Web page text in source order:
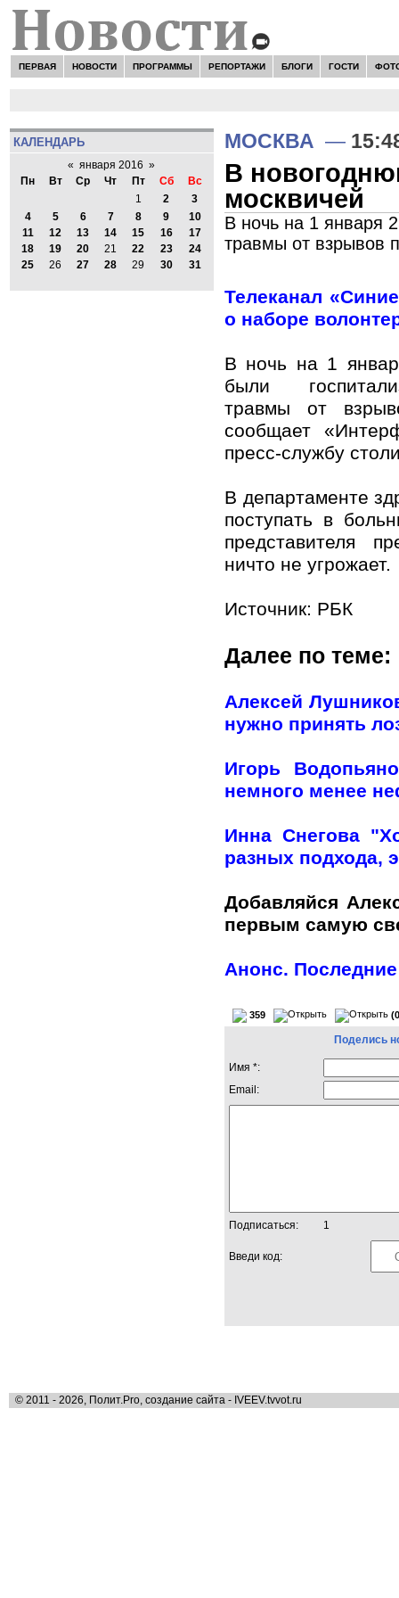
ПЕРВАЯ НОВОСТИ ПРОГРАММЫ РЕПОРТАЖИ БЛОГИ ГОСТИ
КАЛЕНДАРЬ
« января 2016 »
Пн
Вт Ср Чт Пт Сб
Вс
1
2
3
4
5 6 7 8 9
10
11
12 13 14 15 16
17
18
19 20 21 22 23
24
25
26 27 28 29 30 31
МОСКВА —
В
москвичей
В ночь на 1 января
травмы от взрывов
Телеканал
о наборе
В ночь на 1
были
травмы от
сообщает
пресс-службу
В департаменте
поступать в
представителя
ничто не угрожает.
Источник: РБК
Далее по теме:
Алексей
нужно принять
Игорь
немного менее
Инна Снегова
разных подхода,
Добавляйся
первым самую
Анонс.
359
Поделись
Имя *:
Email:
Подписаться: 1
Введи код:
© 2011 - 2026, Полит.Pro, создание сайта - IVEEV.tvvot.ru